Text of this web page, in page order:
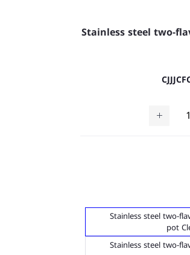
Stainless steel two-
Stainless steel two-
pot
Stainless steel two-